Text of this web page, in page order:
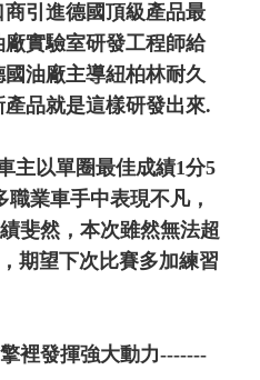
引進德國頂級產品最
實驗室研發工程師給
油廠主導紐柏林耐久
品就是這樣研發出來.
主以單圈最佳成績1分5
業車手中表現不凡，
斐然，本次雖然無法超
期望下次比賽多加練習
裡發揮強大動力-------